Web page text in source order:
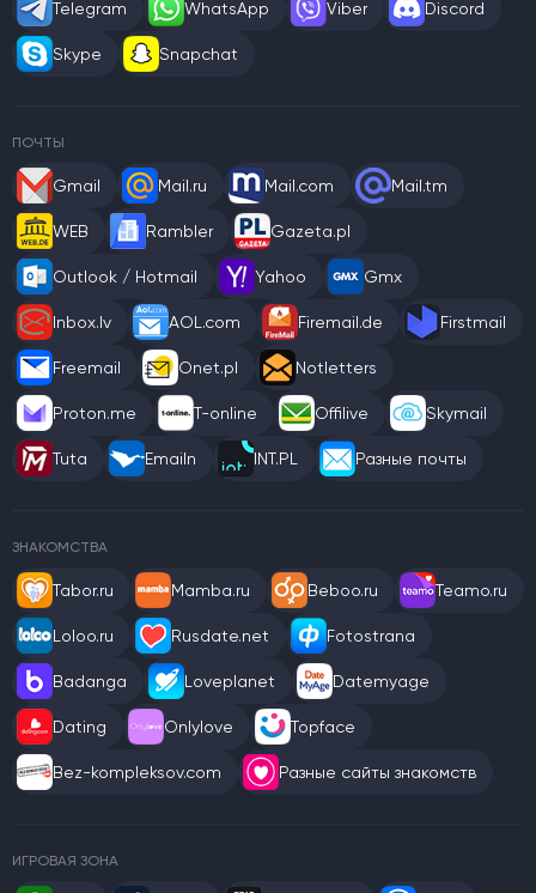
Telegram WhatsApp Viber Discord
Skype Snapchat
ПОЧТЫ
Gmail Mail.ru Mail.com Mail.tm
WEB Rambler Gazeta.pl
Outlook / Hotmail Yahoo Gmx
Inbox.lv AOL.com Firemail.de Firstmail
Freemail Onet.pl Notletters
Proton.me T-online Offilive Skymail
Tuta Emailn INT.PL Разные почты
ЗНАКОМСТВА
Tabor.ru Mamba.ru Beboo.ru Teamo.ru
Loloo.ru Rusdate.net Fotostrana
Badanga Loveplanet Datemyage
Dating Onlylove Topface
Bez-kompleksov.com Разные сайты знакомств
ИГРОВАЯ ЗОНА